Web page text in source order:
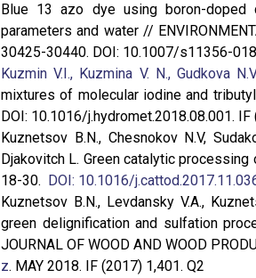
Blue 13 azo dye using boron-doped
parameters and water //
30425-30440. DOI: 10.1007/s11356-
Kuzmin V.I., Kuzmina V. N., Gudkova
mixtures of molecular iodine and
DOI: 10.1016/j.hydromet.2018.08.001. IF
Kuznetsov B.N., Chesnokov N.V,
Djakovitch L. Green catalytic processing
18-30. DOI: 10.1016/
Kuznetsov B.N., Levdansky V.A.,
green delignification and sulfation
JOURNAL OF WOOD AND WOOD
z. MAY 2018. IF (2017) 1,401. Q2